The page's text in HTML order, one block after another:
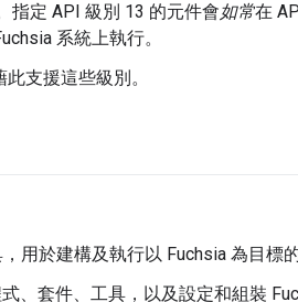
指定 API 級別 13 的元件會如常在
系統上執行。
支援這些級別。
用於建構及執行以 Fuchsia 為目標
、套件、工具，以及設定和組裝